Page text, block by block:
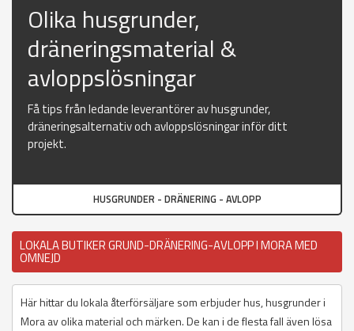
Olika husgrunder,
dräneringsmaterial &
avloppslösningar
Få tips från ledande leverantörer av husgrunder,
dräneringsalternativ och avloppslösningar inför ditt
projekt.
HUSGRUNDER - DRÄNERING - AVLOPP
LOKALA BUTIKER GRUND-DRÄNERING-AVLOPP I MORA MED
OMNEJD
Här hittar du lokala återförsäljare som erbjuder hus, husgrunder i
Mora av olika material och märken. De kan i de flesta fall även lösa